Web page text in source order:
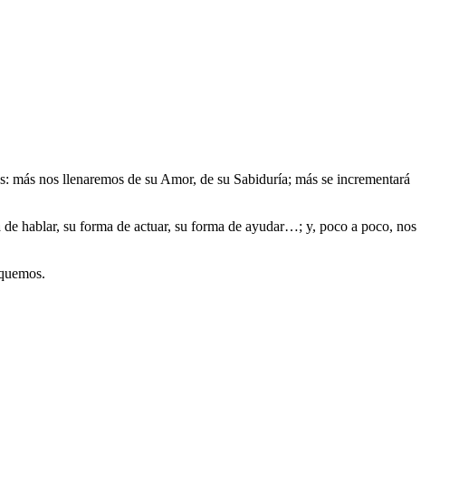
más nos llenaremos de su Amor, de su Sabiduría; más se incrementará
hablar, su forma de actuar, su forma de ayudar…; y, poco a poco, nos